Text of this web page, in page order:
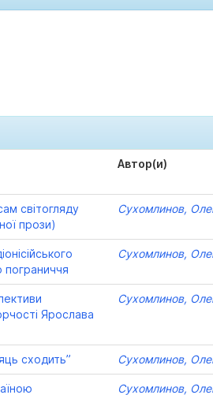
Автор(и)
світогляду
прози)
Сухомлинов,
пограниччя
Сухомлинов,
Ярослава
Сухомлинов,
сходить” Сухомлинов,
Сухомлинов,